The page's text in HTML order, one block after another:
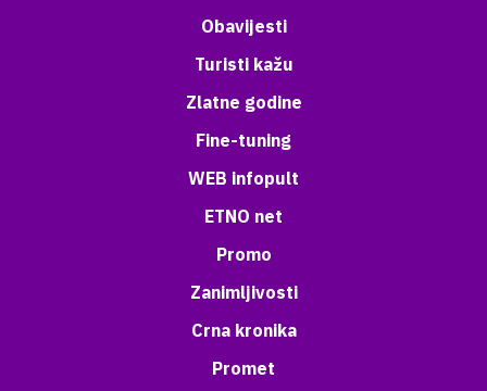
Obavijesti
Turisti kažu
Zlatne godine
Fine-tuning
WEB infopult
ETNO net
Promo
Zanimljivosti
Crna kronika
Promet